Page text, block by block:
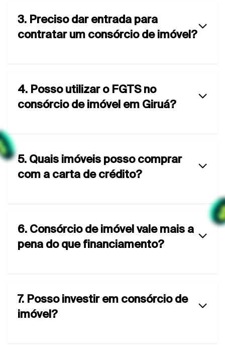
3. Preciso dar entrada para
contratar um consórcio de imóvel?
4. Posso utilizar o FGTS no
consórcio de imóvel em Giruá?
5. Quais imóveis posso comprar
com a carta de crédito?
6. Consórcio de imóvel vale mais a
pena do que financiamento?
7. Posso investir em consórcio de
imóvel?